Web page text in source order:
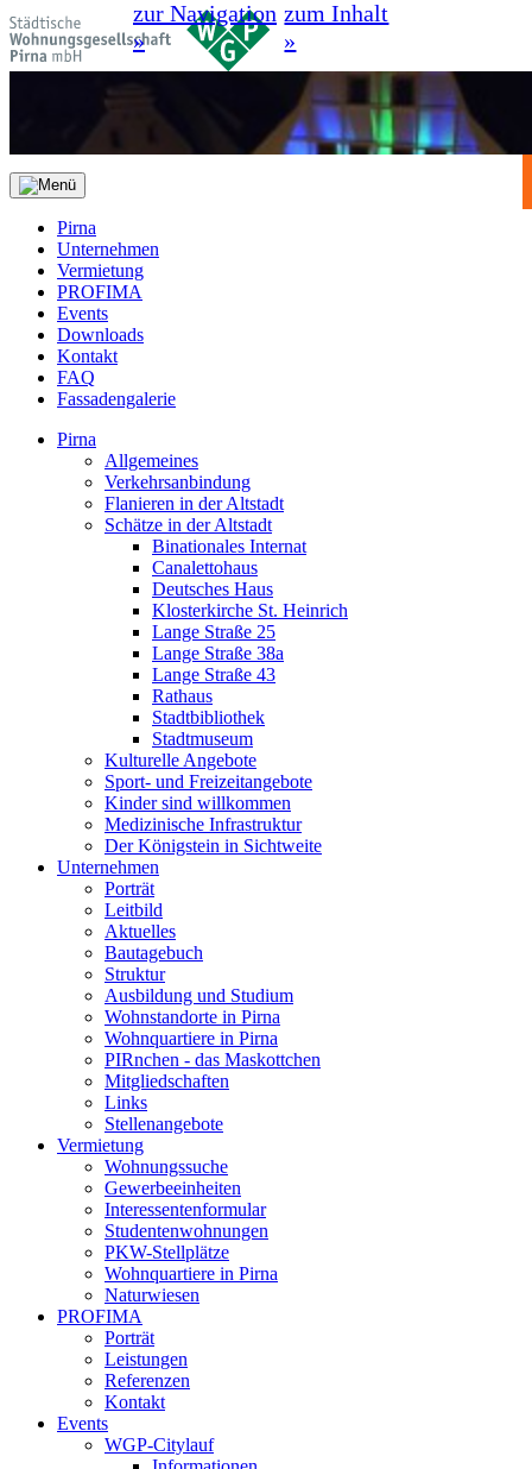
zur Navigation
»
zum Inhalt
»
Pirna
Unternehmen
Vermietung
PROFIMA
Events
Downloads
Kontakt
FAQ
Fassadengalerie
Pirna
Allgemeines
Verkehrsanbindung
Flanieren in der Altstadt
Schätze in der Altstadt
Binationales Internat
Canalettohaus
Deutsches Haus
Klosterkirche St. Heinrich
Lange Straße 25
Lange Straße 38a
Lange Straße 43
Rathaus
Stadtbibliothek
Stadtmuseum
Kulturelle Angebote
Sport- und Freizeitangebote
Kinder sind willkommen
Medizinische Infrastruktur
Der Königstein in Sichtweite
Unternehmen
Porträt
Leitbild
Aktuelles
Bautagebuch
Struktur
Ausbildung und Studium
Wohnstandorte in Pirna
Wohnquartiere in Pirna
PIRnchen - das Maskottchen
Mitgliedschaften
Links
Stellenangebote
Vermietung
Wohnungssuche
Gewerbeeinheiten
Interessentenformular
Studentenwohnungen
PKW-Stellplätze
Wohnquartiere in Pirna
Naturwiesen
PROFIMA
Porträt
Leistungen
Referenzen
Kontakt
Events
WGP-Citylauf